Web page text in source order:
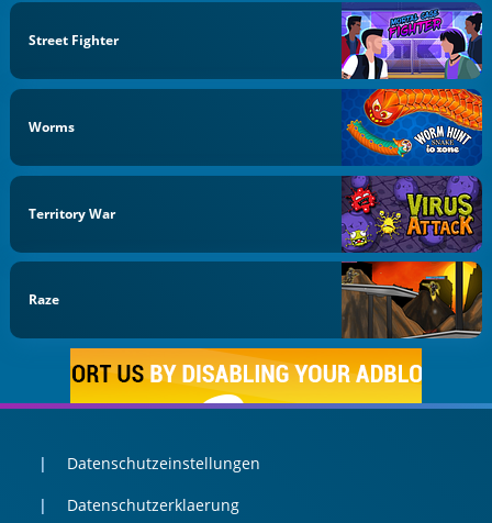
Street Fighter
Worms
Territory War
Raze
Datenschutzeinstellungen
Datenschutzerklaerung